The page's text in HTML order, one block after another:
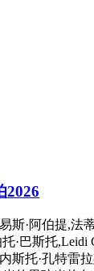
2026
斯·阿伯提,法
·巴斯托,Leidi
斯托·孔特雷